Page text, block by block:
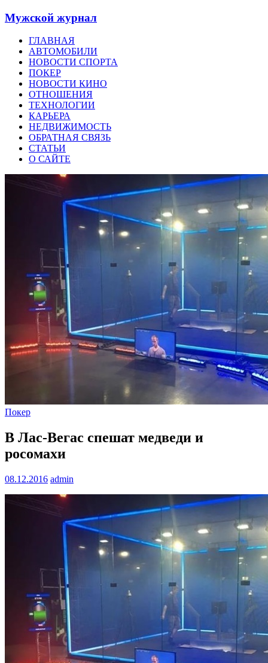
Мужской журнал
ГЛАВНАЯ
АВТОМОБИЛИ
НОВОСТИ СПОРТА
ПОКЕР
НОВОСТИ КИНО
ОТНОШЕНИЯ
ТЕХНОЛОГИИ
КАРЬЕРА
НЕДВИЖИМОСТЬ
ОБРАТНАЯ СВЯЗЬ
СТАТЬИ
О САЙТЕ
Покер
В Лас-Вегас спешат медведи и
росомахи
08.12.2016 admin